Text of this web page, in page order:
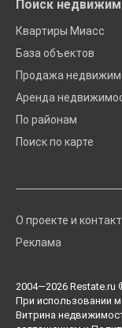
Поиск
Квартиры Миасс
База объектов
Продажа
Аренда
По районам
Поиск по карте
О проекте и
Реклама
2004—2026 Restate.ru
При использовании
Витрина